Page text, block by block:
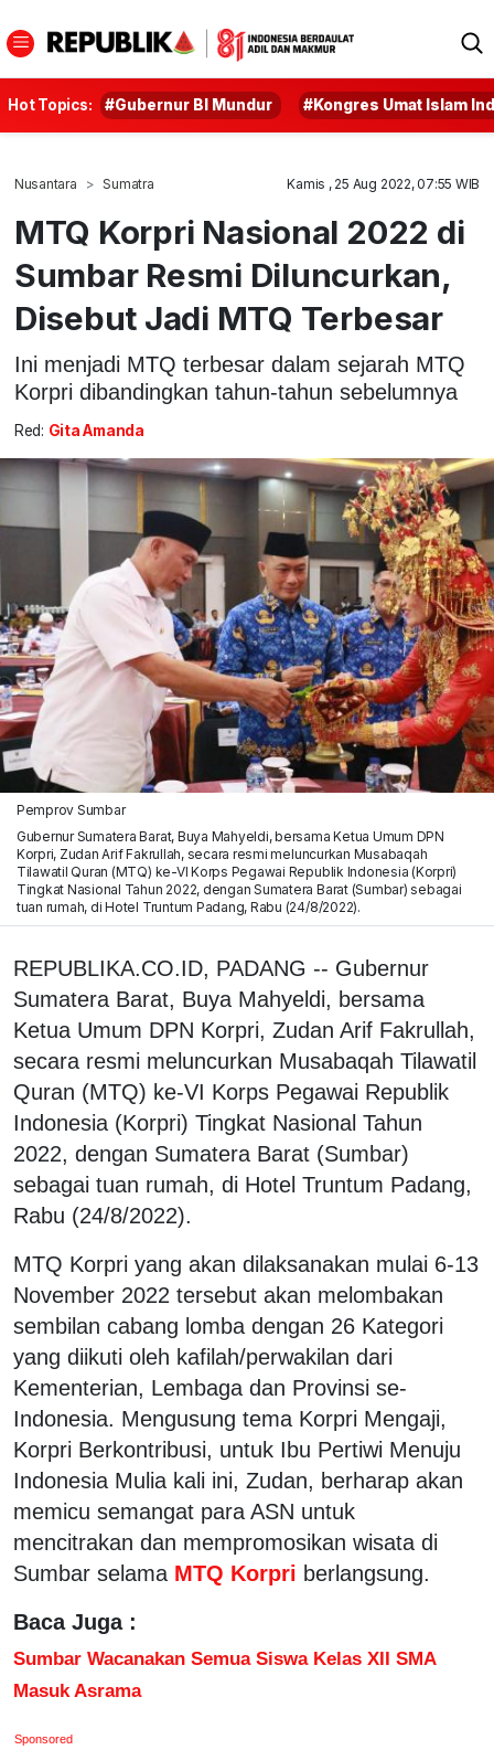
Hot Topics: #Gubernur BI Mundur #Kongres Umat Islam
Nusantara Sumatra Kamis , 25 Aug 2022, 07:55 WIB
MTQ Korpri Nasional 2022 di
Sumbar Resmi Diluncurkan,
Disebut Jadi MTQ Terbesar
Ini menjadi MTQ terbesar dalam sejarah MTQ
Korpri dibandingkan tahun-tahun sebelumnya
Red: Gita Amanda
Pemprov Sumbar
Gubernur Sumatera Barat, Buya Mahyeldi, bersama Ketua Umum DPN
Korpri, Zudan Arif Fakrullah, secara resmi meluncurkan Musabaqah
Tilawatil Quran (MTQ) ke-VI Korps Pegawai Republik Indonesia (Korpri)
Tingkat Nasional Tahun 2022, dengan Sumatera Barat (Sumbar) sebagai
tuan rumah, di Hotel Truntum Padang, Rabu (24/8/2022).
REPUBLIKA.CO.ID, PADANG -- Gubernur
Sumatera Barat, Buya Mahyeldi, bersama
Ketua Umum DPN Korpri, Zudan Arif Fakrullah,
secara resmi meluncurkan Musabaqah Tilawatil
Quran (MTQ) ke-VI Korps Pegawai Republik
Indonesia (Korpri) Tingkat Nasional Tahun
2022, dengan Sumatera Barat (Sumbar)
sebagai tuan rumah, di Hotel Truntum Padang,
Rabu (24/8/2022).
MTQ Korpri yang akan dilaksanakan mulai 6-13
November 2022 tersebut akan melombakan
sembilan cabang lomba dengan 26 Kategori
yang diikuti oleh kafilah/perwakilan dari
Kementerian, Lembaga dan Provinsi se-
Indonesia. Mengusung tema Korpri Mengaji,
Korpri Berkontribusi, untuk Ibu Pertiwi Menuju
Indonesia Mulia kali ini, Zudan, berharap akan
memicu semangat para ASN untuk
mencitrakan dan mempromosikan wisata di
Sumbar selama MTQ Korpri berlangsung.
Baca Juga :
Sumbar Wacanakan Semua Siswa Kelas XII SMA
Masuk Asrama
Sponsored